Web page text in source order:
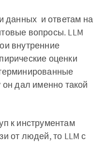
данных и ответам на
вопросы. LLM
внутренние
оценки
дал именно такой
к инструментам
от людей, то LLM с